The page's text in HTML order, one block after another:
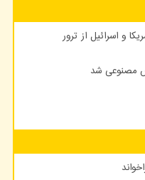
و اسرائیل از ترور